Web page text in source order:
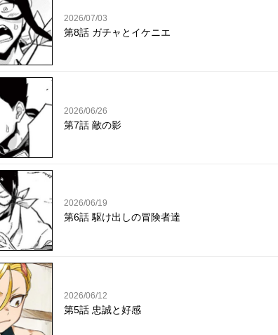
2026/07/03
第8話 ガチャとイケニエ
2026/06/26
第7話 敵の影
2026/06/19
第6話 駆け出しの冒険者達
2026/06/12
第5話 忠誠と好感